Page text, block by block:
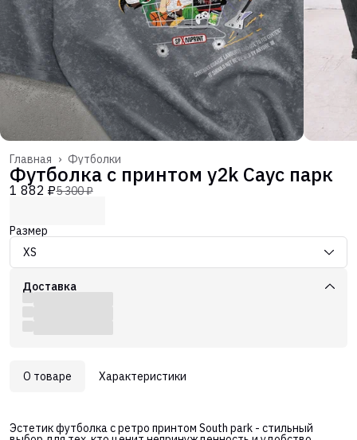
Футболки
Главная ›
Футболка с принтом y2k Саус парк
1 882 ₽5 300 ₽
Размер
XS
Доставка
О товаре Характеристики
Эстетик футболка с ретро принтом South park - стильный